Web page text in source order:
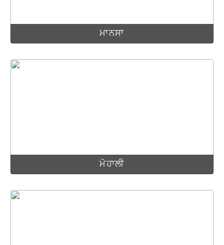
ਮਾਨਸਾ
ਮੋਹਾਲੀ